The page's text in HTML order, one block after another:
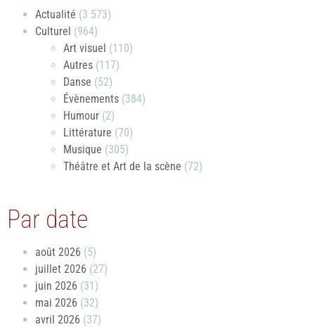
Actualité (3 573)
Culturel (964)
Art visuel (110)
Autres (117)
Danse (52)
Évènements (384)
Humour (2)
Littérature (70)
Musique (305)
Théâtre et Art de la scène (72)
Par date
août 2026 (5)
juillet 2026 (27)
juin 2026 (31)
mai 2026 (32)
avril 2026 (37)